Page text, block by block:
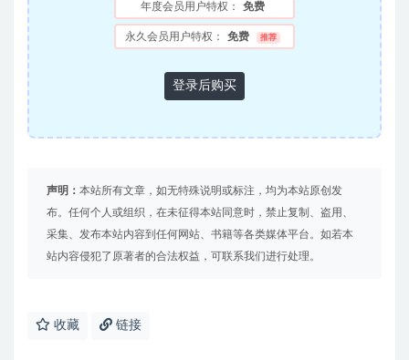
年度会员用户特权： 免费
永久会员用户特权： 免费 推荐
登录后购买
声明： 本站所有文章，如无特殊说明或标注，均为本站原创发
布。任何个人或组织，在未征得本站同意时，禁止复制、盗用、
采集、发布本站内容到任何网站、书籍等各类媒体平台。如若本
站内容侵犯了原著者的合法权益，可联系我们进行处理。
收藏 链接